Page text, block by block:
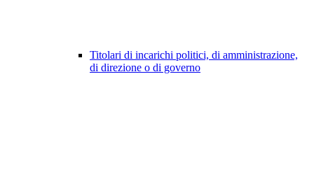
Titolari di incarichi politici, di amministrazione,
di direzione o di governo